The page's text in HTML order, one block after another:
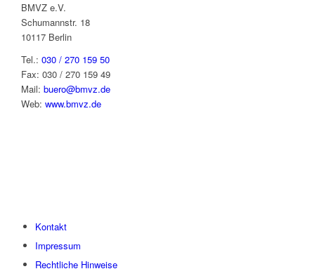
BMVZ e.V.
Schumannstr. 18
10117 Berlin
Tel.: 030 / 270 159 50
Fax: 030 / 270 159 49
Mail: buero@bmvz.de
Web: www.bmvz.de
Kontakt
Impressum
Rechtliche Hinweise